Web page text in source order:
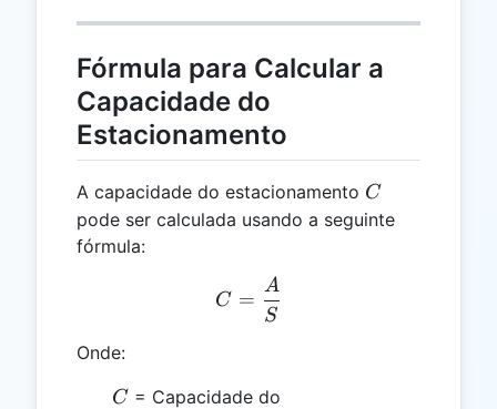
Fórmula para Calcular a
Capacidade do
Estacionamento
A capacidade do estacionamento C
C
pode ser calculada usando a seguinte
fórmula:
C = \frac{A}{S}
C =
S
A
Onde:
C
C = Capacidade do